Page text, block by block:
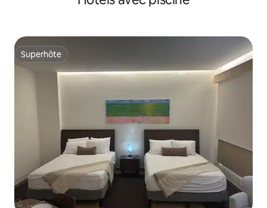
Superhôte
Superhôte